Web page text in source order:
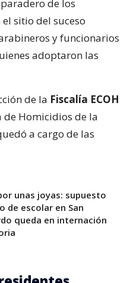
de los
sitio del suceso
y funcionarios
adoptaron las
de la Fiscalía ECOH
de Homicidios de la
a cargo de las
unas joyas: supuesto
de escolar en San
queda en internación